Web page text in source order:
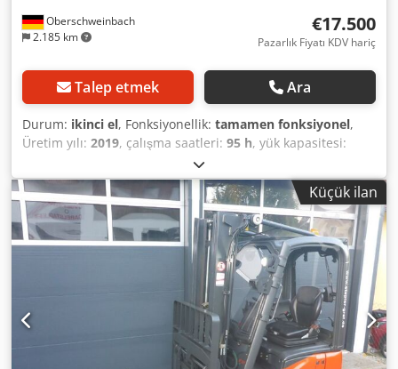
Oberschweinbach
2.185 km
€17.500
Pazarlık Fiyatı KDV hariç
Talep etmek Ara
Durum: ikinci el, Fonksiyonellik: tamamen fonksiyonel,
Üretim yılı: 2019, çalışma saatleri: 95 h, yük kapasitesi:
, kaldırma yüksekliği:3.200 mm
elektrikli, direk tipi:simpleks, inşaat yüksekliği:2.190 mm,
çekiş tipi:Elektro, Elektrikli 3 tekerlekli forklift Direk tipi:
Standart Durumu: Kullanıma hazır ve tamamen çalışır
durumda Teknik durumu: iyi Yan kaydırıcı, Csdpfoxcz Avsx
Küçük ilan